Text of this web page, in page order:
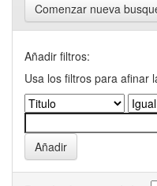
Comenzar nueva
Añadir filtros:
Usa los filtros para afinar